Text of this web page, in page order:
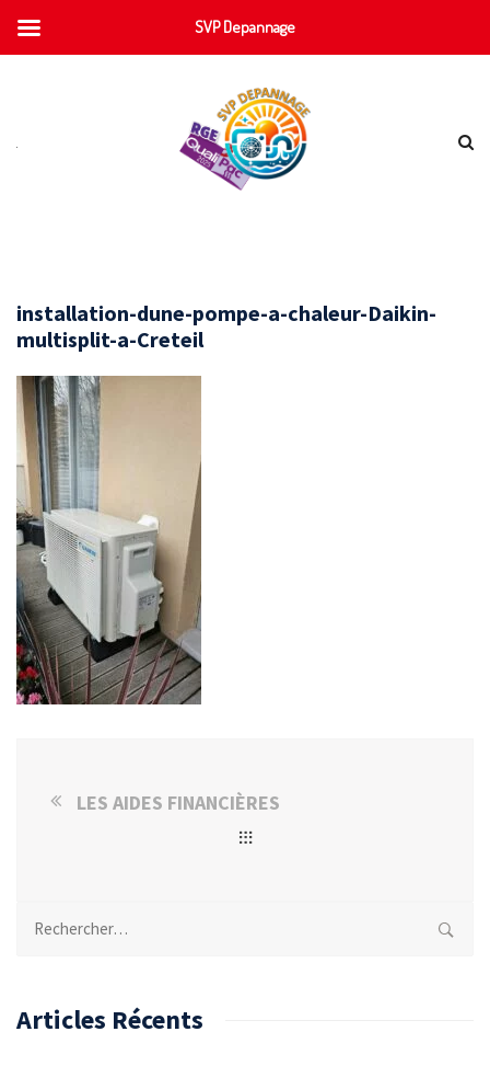
installation-dune-pompe-a-chaleur-Daikin-
multisplit-a-Creteil
LES AIDES FINANCIÈRES
Rechercher :
Articles Récents
SVP Depannage